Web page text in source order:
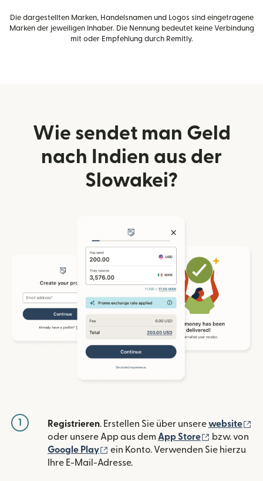
Die dargestellten Marken, Handelsnamen und Logos sind eingetragene
Marken der jeweiligen Inhaber. Die Nennung bedeutet keine Verbindung
mit oder Empfehlung durch Remitly.
Wie sendet man Geld
nach Indien aus der
Slowakei?
1 Registrieren. Erstellen Sie über unserewebsite
oder unsere App aus demApp Store (wird in
bzw. von
Google Play
(wird in einem neuen Fenster
ein Konto. Verwenden Sie hierzu
Ihre E-Mail-Adresse.